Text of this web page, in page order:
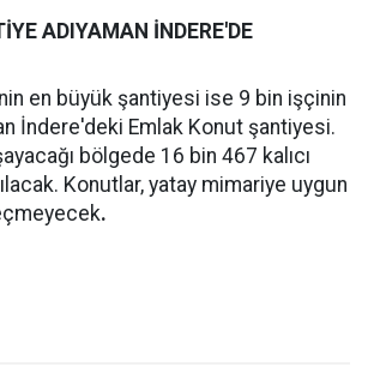
ADIYAMAN İNDERE'DE
en büyük şantiyesi ise 9 bin işçinin
İndere'deki Emlak Konut şantiyesi.
bölgede 16 bin 467 kalıcı
Konutlar, yatay mimariye uygun
.